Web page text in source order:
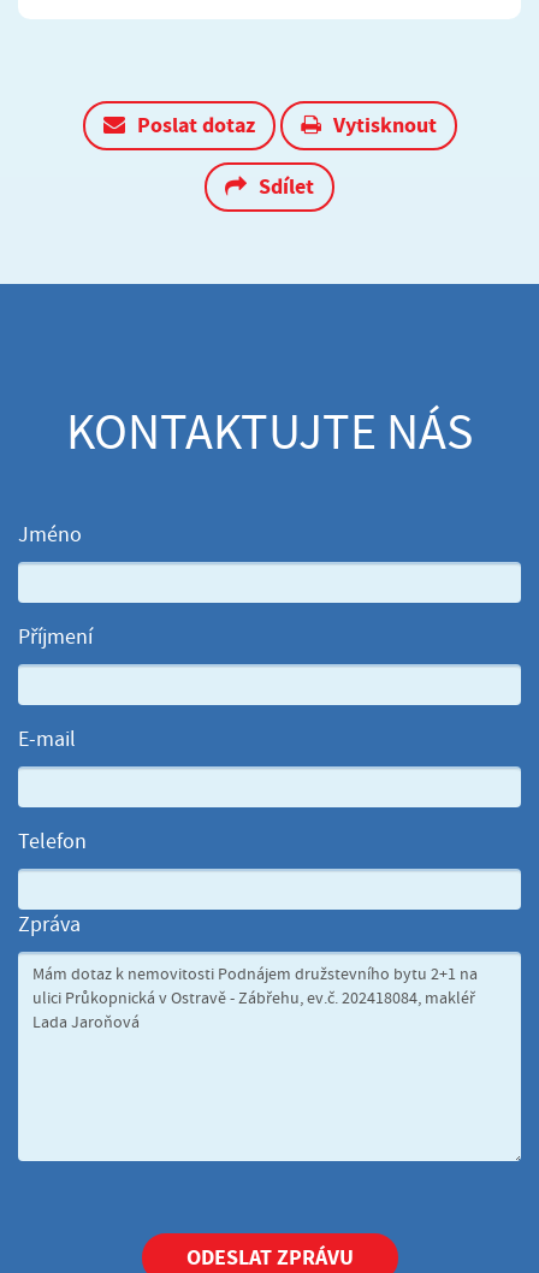
Poslat dotaz Vytisknout
Sdílet
KONTAKTUJTE NÁS
Jméno
Příjmení
E-mail
Telefon
Zpráva
ODESLAT ZPRÁVU